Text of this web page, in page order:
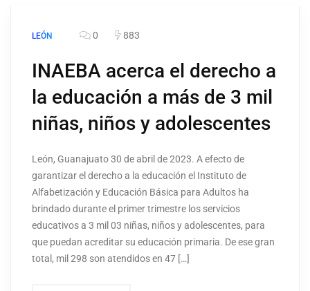
LEÓN 0 883
INAEBA acerca el derecho a
la educación a más de 3 mil
niñas, niños y adolescentes
León, Guanajuato 30 de abril de 2023. A efecto de
garantizar el derecho a la educación el Instituto de
Alfabetización y Educación Básica para Adultos ha
brindado durante el primer trimestre los servicios
educativos a 3 mil 03 niñas, niños y adolescentes, para
que puedan acreditar su educación primaria. De ese gran
total, mil 298 son atendidos en 47 […]